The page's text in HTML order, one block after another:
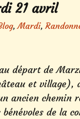
21 avril
,Mardi,
départ de
et village),
ancien chemin
de la